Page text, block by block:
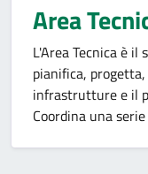
Area
L'Area Tecnica è
pianifica,
infrastrutture e il
Coordina una